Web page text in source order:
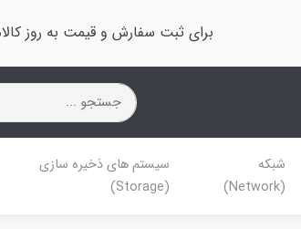
برای ثبت سفارش و قیمت به روز
شبکه
(Network)
سیستم های ذخیره سازی
(Storage)